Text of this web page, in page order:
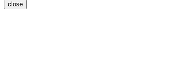
close